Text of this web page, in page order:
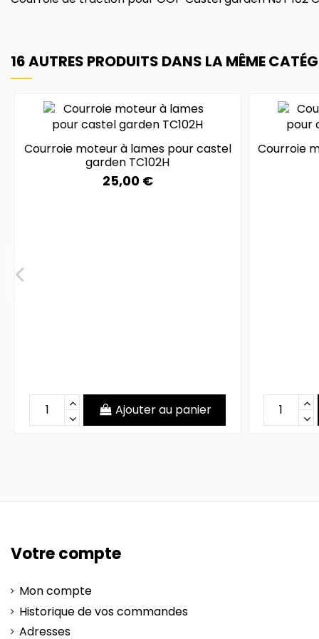
16 AUTRES PRODUITS DANS LA MÊME
Courroie moteur à lames pour castel
garden TC102H
25,00 €
Ajouter au panier
Courroie
Votre compte
Mon compte
Historique de vos commandes
Adresses